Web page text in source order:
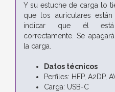
Y su estuche de carga lo
que los auriculares
indicar que él está
correctamente. Se
la carga.
Datos técnicos
Perfiles: HFP, A2DP,
Carga: USB-C